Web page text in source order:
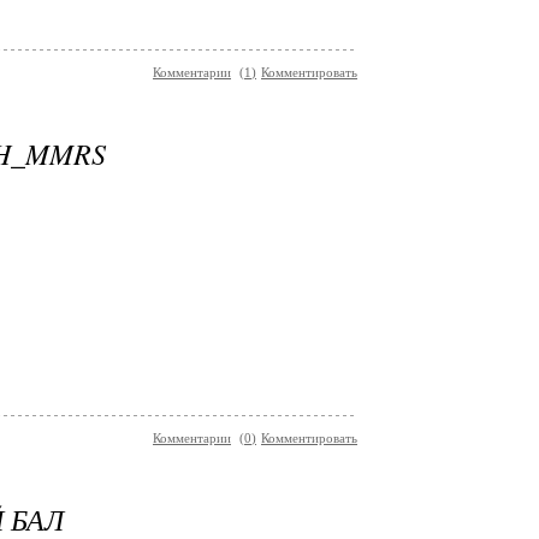
Комментарии (1) Комментировать
Комментарии (0) Комментировать